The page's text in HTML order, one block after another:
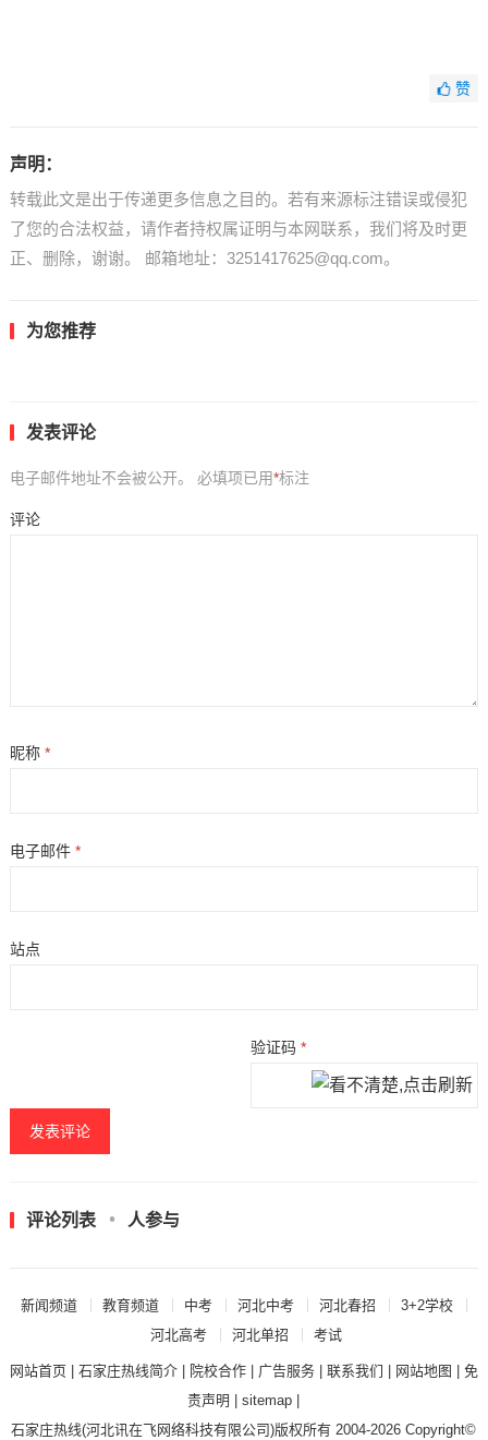
赞
声明：
转载此文是出于传递更多信息之目的。若有来源标注错误或侵犯
了您的合法权益，请作者持权属证明与本网联系，我们将及时更
正、删除，谢谢。 邮箱地址：3251417625@qq.com。
为您推荐
发表评论
电子邮件地址不会被公开。 必填项已用*标注
评论
昵称 *
电子邮件 *
站点
验证码*
评论列表 人参与
新闻频道 教育频道 中考 河北中考 河北春招
3+2学校
河北高考
河北单招 考试
网站首页| 石家庄热线简介| 院校合作| 广告服务| 联系我们 网站地图
免
责声明
|sitemap
石家庄热线(河北讯在飞网络科技有限公司)版权所有 2004-2026 Copyright©